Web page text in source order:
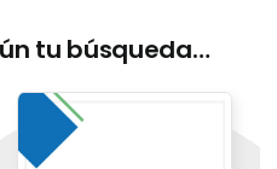
tu búsqueda…